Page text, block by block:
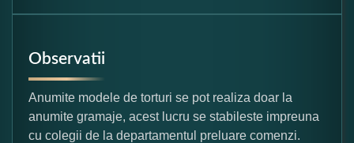
Observatii
Anumite modele de torturi se pot realiza doar la
anumite gramaje, acest lucru se stabileste impreuna
cu colegii de la departamentul preluare comenzi.